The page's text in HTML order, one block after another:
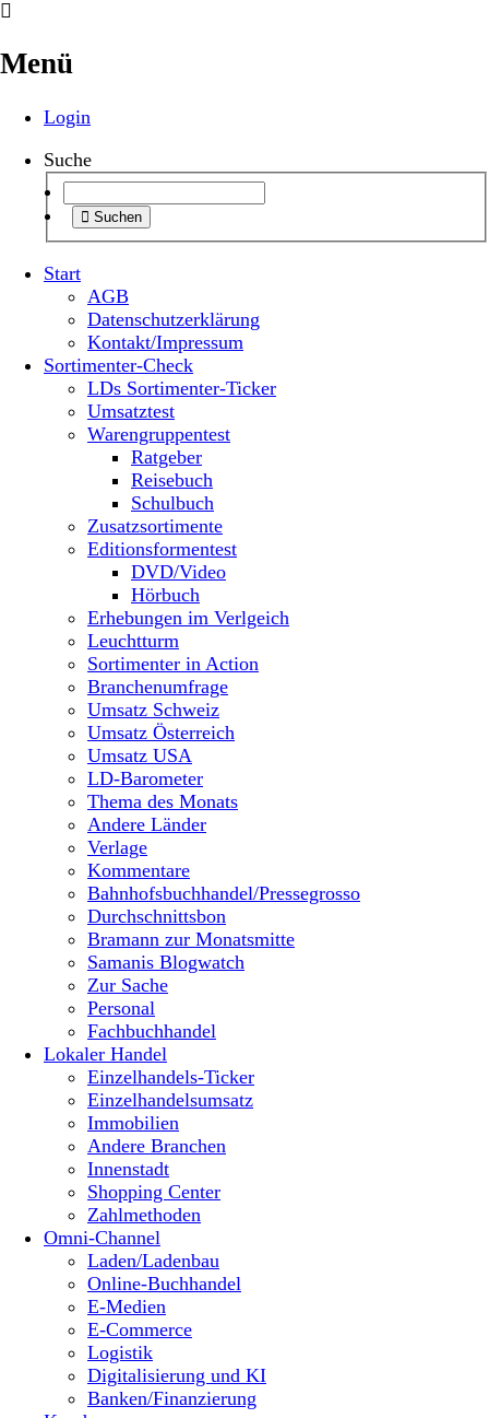
Menü
Login
Suche
Suchen
Start
AGB
Datenschutzerklärung
Kontakt/Impressum
Sortimenter-Check
LDs Sortimenter-Ticker
Umsatztest
Warengruppentest
Ratgeber
Reisebuch
Schulbuch
Zusatzsortimente
Editionsformentest
DVD/Video
Hörbuch
Erhebungen im Verlgeich
Leuchtturm
Sortimenter in Action
Branchenumfrage
Umsatz Schweiz
Umsatz Österreich
Umsatz USA
LD-Barometer
Thema des Monats
Andere Länder
Verlage
Kommentare
Bahnhofsbuchhandel/Pressegrosso
Durchschnittsbon
Bramann zur Monatsmitte
Samanis Blogwatch
Zur Sache
Personal
Fachbuchhandel
Lokaler Handel
Einzelhandels-Ticker
Einzelhandelsumsatz
Immobilien
Andere Branchen
Innenstadt
Shopping Center
Zahlmethoden
Omni-Channel
Laden/Ladenbau
Online-Buchhandel
E-Medien
E-Commerce
Logistik
Digitalisierung und KI
Banken/Finanzierung